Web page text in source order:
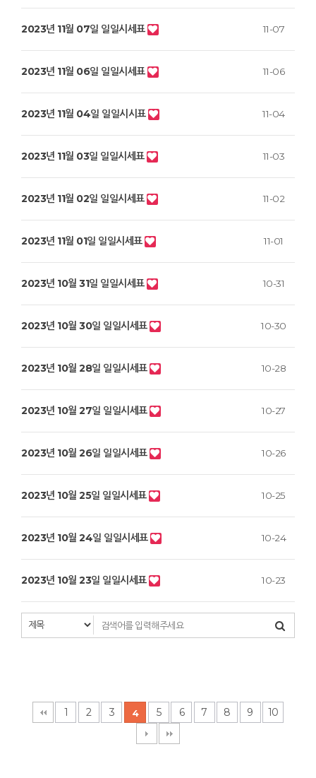
2023년 11월 07일 일일시세표 11-07
2023년 11월 06일 일일시세표 11-06
2023년 11월 04일 일일시시표 11-04
2023년 11월 03일 일일시세표 11-03
2023년 11월 02일 일일시세표 11-02
2023년 11월 01일 일일시세표 11-01
2023년 10월 31일 일일시세표 10-31
2023년 10월 30일 일일시세표 10-30
2023년 10월 28일 일일시세표 10-28
2023년 10월 27일 일일시세표 10-27
2023년 10월 26일 일일시세표 10-26
2023년 10월 25일 일일시세표 10-25
2023년 10월 24일 일일시세표 10-24
2023년 10월 23일 일일시세표 10-23
1 2 3 4 5 6 7 8 9 10